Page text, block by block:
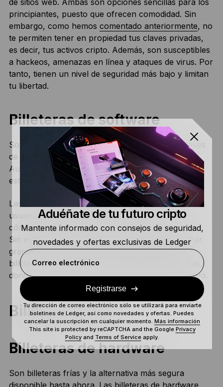
principiantes, puesto que ofrecen comodidad. Sin
embargo, como hemos comentado anteriormente, no
te permiten tener en propiedad tus claves privadas,
es decir, tus activos cripto. Además, son susceptibles
a hackeos, amenazas en línea y ataques de virus. Por
tanto, tienen un nivel de seguridad más bajo y limitan
tu libertad.
Billeteras de software
Son billeteras calientes a las que se accede a través
de una aplicación móvil o de escritorio específica.
Aunque son más seguras que las billeteras web,
están expuestas al malware y a los hackeos.
Las billeteras calientes son muy populares entre los
usuarios de móviles y permiten transferir
cómodamente importes pequeños de criptodivisas.
Sin embargo, los usuarios nunca deben almacenar
grandes sumas en billeteras calientes. Trata las
billeteras calientes como si fueran billeteras físicas,
donde solo se guardan pequeñas sumas de efectivo.
Billeteras frías
Billeteras de hardware
Son billeteras frías y la alternativa más segura
disponible hasta ahora. Las billeteras de hardware
Aduéñate de tu futuro cripto
Mantente informado con consejos de seguridad,
novedades y ofertas exclusivas de Ledger
Correo electrónico
Registrarse
Tu dirección de correo electrónico sólo se utilizará para enviarte
boletines de Ledger, así como novedades y ofertas. Puedes
cancelar la suscripción en cualquier momento. Más información
This site is protected by reCAPTCHA and the Google Privacy
Policyand Terms of Serviceapply.